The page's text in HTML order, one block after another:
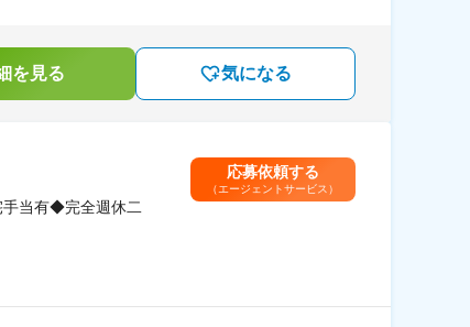
を見る 気になる
手当有◆完全週休二
応募依頼する
（エージェントサービス）